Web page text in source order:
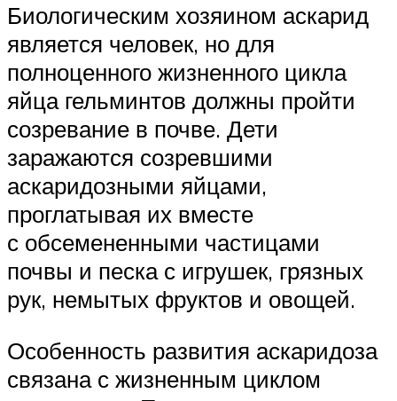
Биологическим хозяином аскарид
является человек, но для
полноценного жизненного цикла
яйца гельминтов должны пройти
созревание в почве. Дети
заражаются созревшими
аскаридозными яйцами,
проглатывая их вместе
с обсемененными частицами
почвы и песка с игрушек, грязных
рук, немытых фруктов и овощей.
Особенность развития аскаридоза
связана с жизненным циклом